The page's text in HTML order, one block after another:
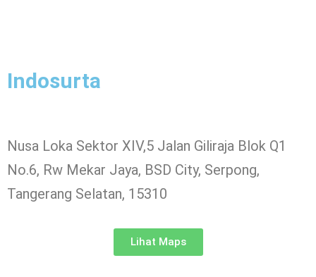
Indosurta
Nusa Loka Sektor XIV,5 Jalan Giliraja Blok Q1
No.6, Rw Mekar Jaya, BSD City, Serpong,
Tangerang Selatan, 15310
Lihat Maps